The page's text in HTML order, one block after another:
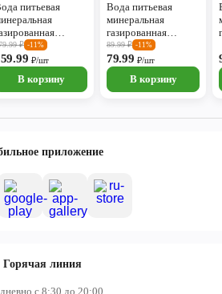
питьевая
0,5л
₽ -11%
₽/шт
В корзину
Вода питьевая
минеральная
газированная
Кисловодская
целебная 1,5л
89.99₽ -11%
79.99₽/шт
В корзину
приложение
Горячая линия
с 8:30 до 20:00